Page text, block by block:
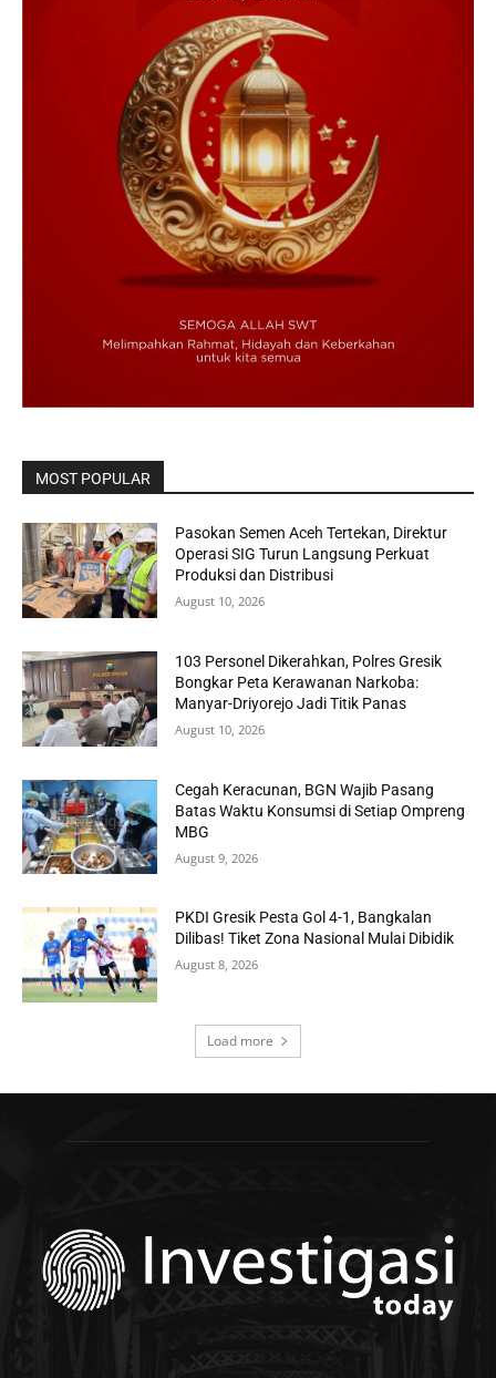
MOST POPULAR
Pasokan Semen Aceh Tertekan, Direktur
Operasi SIG Turun Langsung Perkuat
Produksi dan Distribusi
August 10, 2026
103 Personel Dikerahkan, Polres Gresik
Bongkar Peta Kerawanan Narkoba:
Manyar-Driyorejo Jadi Titik Panas
August 10, 2026
Cegah Keracunan, BGN Wajib Pasang
Batas Waktu Konsumsi di Setiap Ompreng
MBG
August 9, 2026
PKDI Gresik Pesta Gol 4-1, Bangkalan
Dilibas! Tiket Zona Nasional Mulai Dibidik
August 8, 2026
Load more